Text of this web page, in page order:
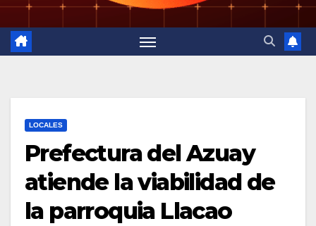
LOCALES
Prefectura del Azuay
atiende la viabilidad de
la parroquia Llacao